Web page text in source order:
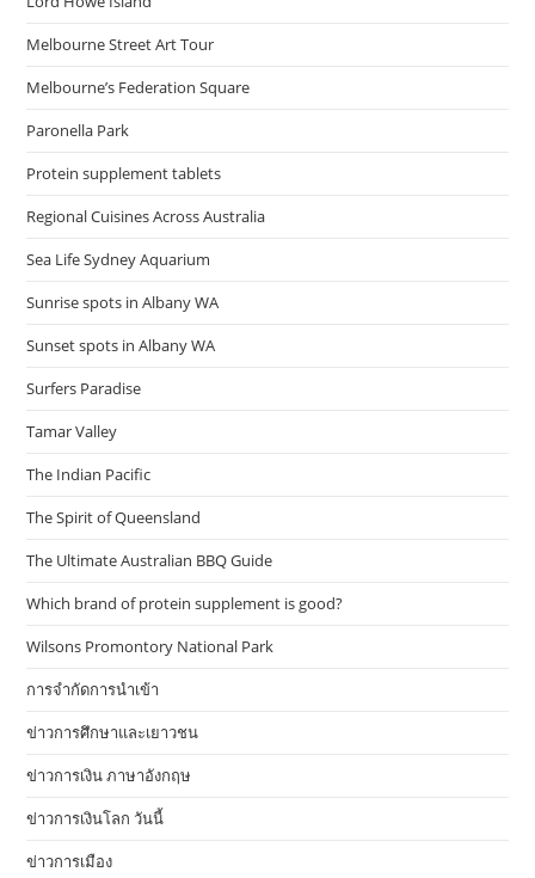
Melbourne Street Art Tour
Melbourne’s Federation Square
Paronella Park
Protein supplement tablets
Regional Cuisines Across Australia
Sea Life Sydney Aquarium
Sunrise spots in Albany WA
Sunset spots in Albany WA
Surfers Paradise
Tamar Valley
The Indian Pacific
The Spirit of Queensland
The Ultimate Australian BBQ Guide
Which brand of protein supplement is good?
Wilsons Promontory National Park
การจำกัดการนำเข้า
ข่าวการศึกษาและเยาวชน
ข่าวการเงิน ภาษาอังกฤษ
ข่าวการเงินโลก วันนี้
ข่าวการเมือง